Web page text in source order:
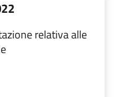
relativa alle